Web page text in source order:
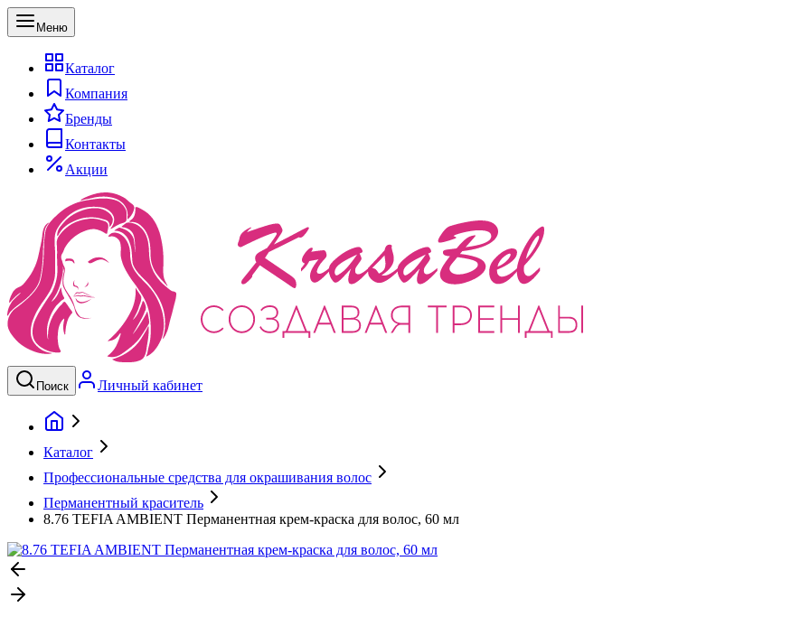
Меню
Каталог
Компания
Бренды
Контакты
Акции
Поиск Личный кабинет
Каталог
Профессиональные средства для окрашивания волос
Перманентный краситель
8.76 TEFIA AMBIENT Перманентная крем-краска для волос, 60 мл